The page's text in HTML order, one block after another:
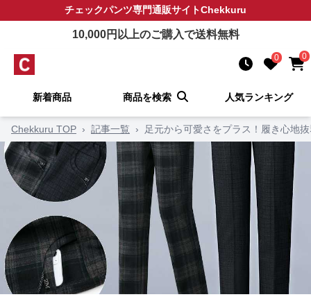
チェックパンツ専門通販サイトChekkuru
10,000円以上のご購入で送料無料
0 0
新着商品 商品を検索 人気ランキング
Chekkuru TOP › 記事一覧 › 足元から可愛さをプラス！履き心地